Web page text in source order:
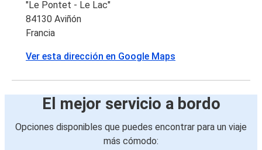
"Le Pontet - Le Lac"
84130 Aviñón
Francia
Ver esta dirección en Google Maps
El mejor servicio a bordo
Opciones disponibles que puedes encontrar para un viaje
más cómodo: